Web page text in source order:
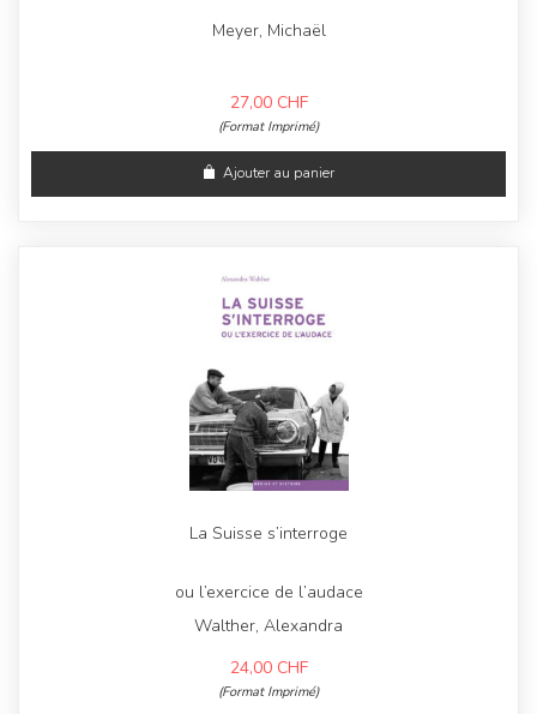
Meyer, Michaël
27,00 CHF
(Format Imprimé)
Ajouter au panier
La Suisse s’interroge
ou l’exercice de l’audace
Walther, Alexandra
24,00 CHF
(Format Imprimé)